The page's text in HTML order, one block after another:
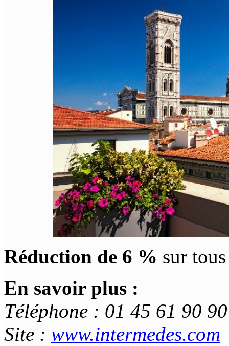
Réduction de 6 % sur
En savoir plus :
Téléphone : 01 45 61 90 90
Site : www.intermedes.com